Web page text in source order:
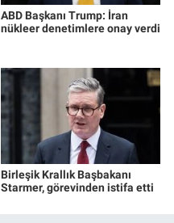
ABD Başkanı Trump: İran
nükleer denetimlere onay verdi
Birleşik Krallık Başbakanı
Starmer, görevinden istifa etti